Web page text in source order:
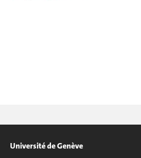
Université de Genève